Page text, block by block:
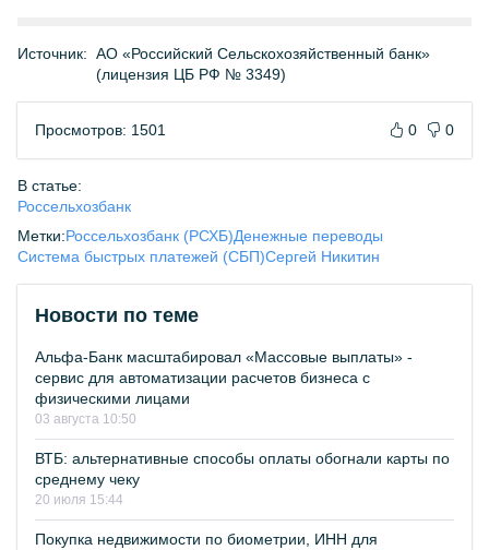
Источник: АО «Российский Сельскохозяйственный банк»
(лицензия ЦБ РФ № 3349)
Просмотров: 1501 0 0
В статье:
Россельхозбанк
Метки:Россельхозбанк (РСХБ)Денежные переводы
Система быстрых платежей (СБП)Сергей Никитин
Новости по теме
Альфа-Банк масштабировал «Массовые выплаты» -
сервис для автоматизации расчетов бизнеса с
физическими лицами
03 августа 10:50
ВТБ: альтернативные способы оплаты обогнали карты по
среднему чеку
20 июля 15:44
Покупка недвижимости по биометрии, ИНН для